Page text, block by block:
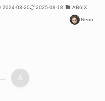
2024-03-20 2025-08-18 AB6IX
Neon
... 6